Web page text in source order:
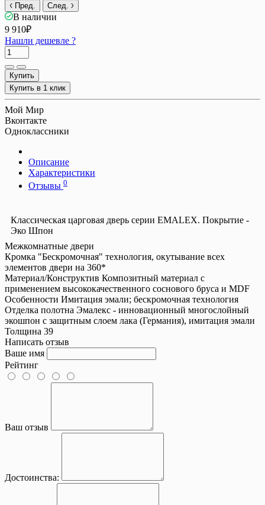
Пред. След.
В наличии
9 910₽
Нашли дешевле ?
Купить
Купить в 1 клик
Мой Мир
Вконтакте
Одноклассники
Описание
Характеристики
Отзывы 0
Классическая царговая дверь cерии EMALEX. Покрытие -
Эко Шпон
Межкомнатные двери
Кромка "Бескромочная" технология, окутывание всех
элементов двери на 360*
Материал/Конструктив Композитный материал с
применением высококачественного соснового бруса и MDF
Особенности Имитация эмали; бескромочная технология
Отделка полотна Эмалекс - инновационный многослойный
экошпон с защитным слоем лака (Германия), имитация эмали
Толщина 39
Написать отзыв
Ваше имя
Рейтинг
Ваш отзыв
Достоинства: